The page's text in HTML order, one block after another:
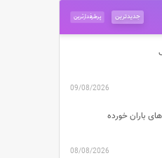
پرطرفدارترین جدیدترین
09/08/2026
باران خورده
08/08/2026